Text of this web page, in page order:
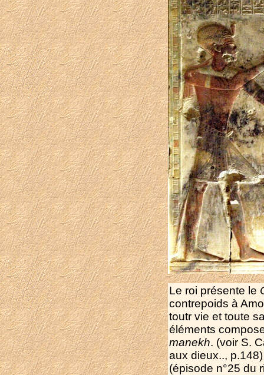
Le roi présente le
contrepoids à
toutr vie et toute
éléments
manekh. (voir S.
aux dieux.., p.148)
(épisode n°25 du